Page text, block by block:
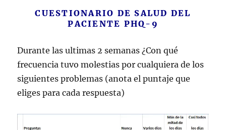
CUESTIONARIO DE SALUD DEL
PACIENTE PHQ-9
Durante las ultimas 2 semanas ¿Con qué
frecuencia tuvo molestias por cualquiera de los
siguientes problemas (anota el puntaje que
eliges para cada respuesta)